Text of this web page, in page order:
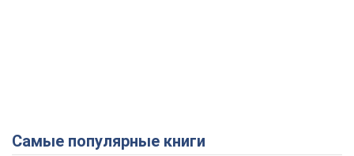
Самые популярные книги